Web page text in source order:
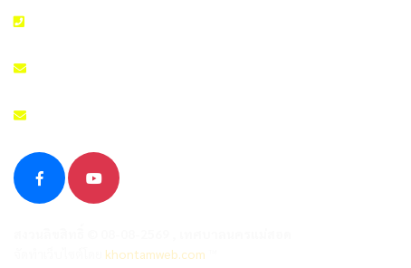
khontamweb.com